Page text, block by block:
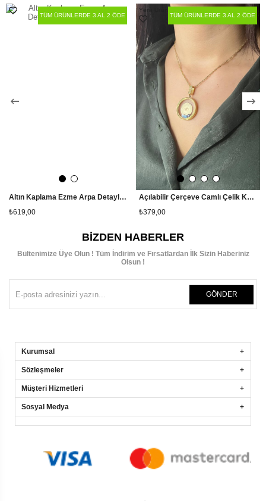
Altın Kaplama Ezme Arpa Detaylı 60 cm Çelik Kolye
₺619,00
TÜM ÜRÜNLERDE 3 AL 2 ÖDE
Açılabilir Çerçeve Camlı Çelik Kolye (Çeyrek Altın veya Yarım Altın Sığmaktadır)
₺379,00
Yeni Ürün
TÜM ÜRÜNLERDE 3 AL 2 ÖDE
BIZDEN HABERLER
Bültenimize Üye Olun ! Tüm İndirim ve Fırsatlardan İlk Sizin Haberiniz
Olsun !
GÖNDER
Kurumsal
Sözleşmeler
Müşteri Hizmetleri
Sosyal Medya